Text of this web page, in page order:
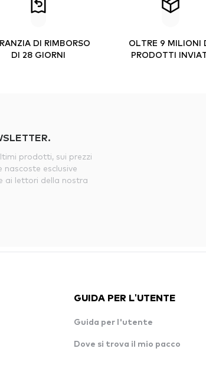
DI RIMBORSO
DI 28 GIORNI
OLTRE 9 MILIONI
PRODOTTI
prodotti, sui prezzi
esclusive
ai lettori della nostra
GUIDA PER L'UTENTE
Guida per l'utente
Dove si trova il mio pacco